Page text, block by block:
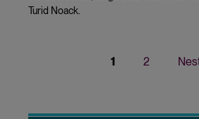
Turid Noack.
Nåværende
1 Page
2